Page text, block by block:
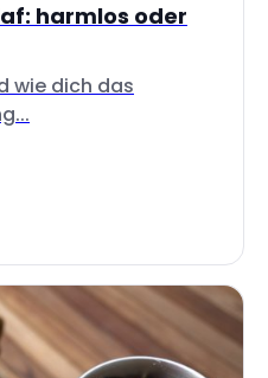
harmlos oder
wie dich das